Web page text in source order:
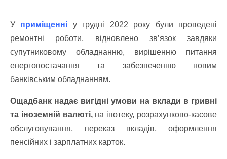
У приміщенні у грудні 2022 року були проведені
ремонтні роботи, відновлено зв’язок завдяки
супутниковому обладнанню, вирішенню питання
енергопостачання та забезпеченню новим
банківським обладнанням.
Ощадбанк надає вигідні умови на вклади в гривні
та іноземній валюті,на іпотеку, розрахунково-касове
обслуговування, переказ вкладів, оформлення
пенсійних і зарплатних карток.